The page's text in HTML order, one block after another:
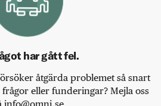
har gått fel.
åtgärda problemet så snart
eller funderingar? Mejla oss